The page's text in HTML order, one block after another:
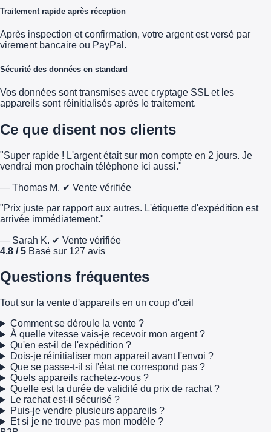
Traitement rapide après réception
Après inspection et confirmation, votre argent est versé par
virement bancaire ou PayPal.
Sécurité des données en standard
Vos données sont transmises avec cryptage SSL et les
appareils sont réinitialisés après le traitement.
Ce que disent nos clients
"Super rapide ! L'argent était sur mon compte en 2 jours. Je
vendrai mon prochain téléphone ici aussi."
— Thomas M. ✔ Vente vérifiée
"Prix juste par rapport aux autres. L'étiquette d'expédition est
arrivée immédiatement."
— Sarah K. ✔ Vente vérifiée
4.8 / 5 Basé sur 127 avis
Questions fréquentes
Tout sur la vente d'appareils en un coup d'œil
Comment se déroule la vente ?
À quelle vitesse vais-je recevoir mon argent ?
Qu'en est-il de l'expédition ?
Dois-je réinitialiser mon appareil avant l'envoi ?
Que se passe-t-il si l'état ne correspond pas ?
Quels appareils rachetez-vous ?
Quelle est la durée de validité du prix de rachat ?
Le rachat est-il sécurisé ?
Puis-je vendre plusieurs appareils ?
Et si je ne trouve pas mon modèle ?